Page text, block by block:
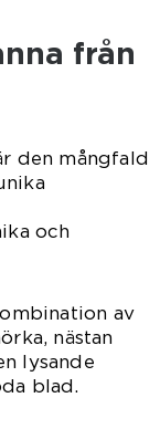
från
den mångfald
och
av
nästan
lysande
blad.